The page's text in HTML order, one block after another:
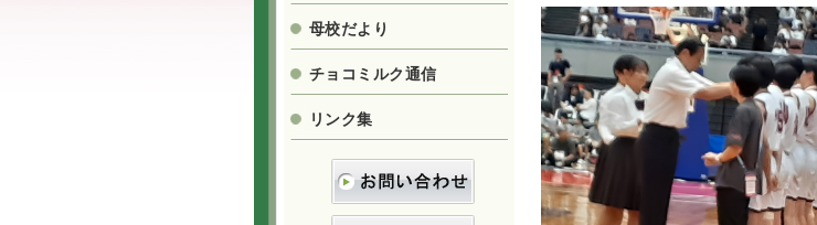
母校だより
チョコミルク通信
リンク集